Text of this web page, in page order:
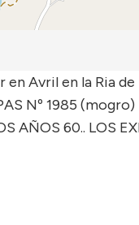
Avril en la Ria de
Nº 1985 (mogro)
AÑOS 60.. LOS